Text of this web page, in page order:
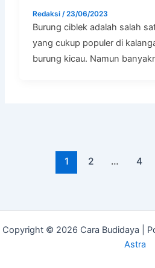
Redaksi/23/06/2023
Burung ciblek adalah salah
yang cukup populer di
burung kicau. Namun
1 2 … 4
Copyright © 2026 Cara Budidaya |
Astra